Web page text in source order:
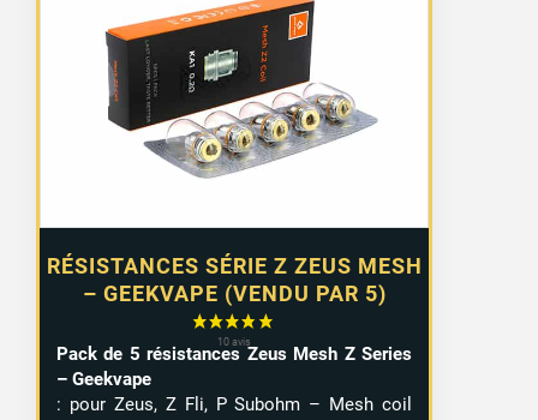
RÉSISTANCES SÉRIE Z ZEUS MESH
– GEEKVAPE (VENDU PAR 5)
Pack de 5 résistances Zeus Mesh Z Series
– Geekvape
: pour Zeus, Z Fli, P Subohm – Mesh coil